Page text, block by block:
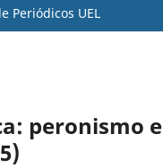
Periódicos UEL
peronismo